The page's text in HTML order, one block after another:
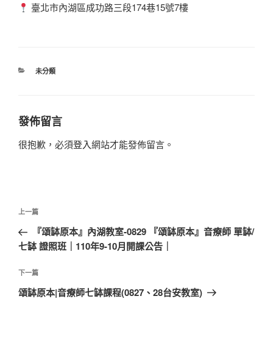
臺北市內湖區成功路三段174巷15號7樓
分
未分類
發佈留言
很抱歉，必須登入網站才能發佈留言。
文
導
覽
上
一
篇
章
上一篇
『頌缽原本』內湖教室-0829 『頌缽原本』音療師 單缽/
七缽 證照班｜110年9-10月開課公告｜
下
一
下一篇
頌缽原本|音療師七缽課程(0827、28台安教室)